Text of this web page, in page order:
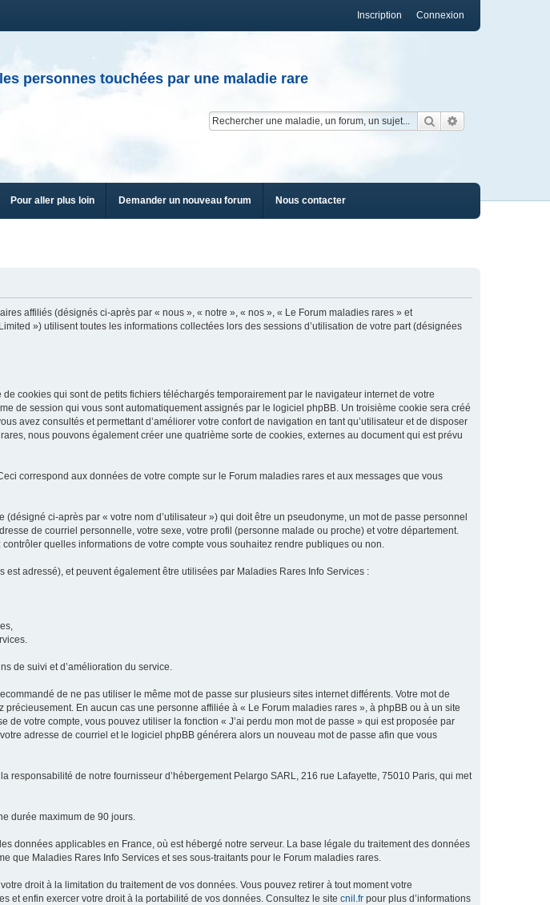
Connexion
Inscription
personnes touchées par une maladie rare
Rechercher
Pour aller plus loin Demander un nouveau forum Nous contacter
affiliés (désignés ci-après par « nous », « notre », « nos », « Le Forum maladies rares » et
») utilisent toutes les informations collectées lors des sessions d’utilisation de votre part (désignées
cookies qui sont de petits fichiers téléchargés temporairement par le navigateur internet de votre
de session qui vous sont automatiquement assignés par le logiciel phpBB. Un troisième cookie sera créé
avez consultés et permettant d’améliorer votre confort de navigation en tant qu’utilisateur et de disposer
nous pouvons également créer une quatrième sorte de cookies, externes au document qui est prévu
correspond aux données de votre compte sur le Forum maladies rares et aux messages que vous
ci-après par « votre nom d’utilisateur ») qui doit être un pseudonyme, un mot de passe personnel
de courriel personnelle, votre sexe, votre profil (personne malade ou proche) et votre département.
quelles informations de votre compte vous souhaitez rendre publiques ou non.
adressé), et peuvent également être utilisées par Maladies Rares Info Services :
de suivi et d’amélioration du service.
de ne pas utiliser le même mot de passe sur plusieurs sites internet différents. Votre mot de
En aucun cas une personne affiliée à « Le Forum maladies rares », à phpBB ou à un site
votre compte, vous pouvez utiliser la fonction « J’ai perdu mon mot de passe » qui est proposée par
adresse de courriel et le logiciel phpBB générera alors un nouveau mot de passe afin que vous
de notre fournisseur d’hébergement Pelargo SARL, 216 rue Lafayette, 75010 Paris, qui met
durée maximum de 90 jours.
données applicables en France, où est hébergé notre serveur. La base légale du traitement des données
que Maladies Rares Info Services et ses sous-traitants pour le Forum maladies rares.
droit à la limitation du traitement de vos données. Vous pouvez retirer à tout moment votre
et enfin exercer votre droit à la portabilité de vos données. Consultez le site cnil.fr pour plus d’informations